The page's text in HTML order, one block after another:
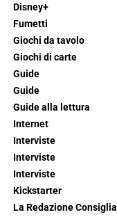
Disney+
Fumetti
Giochi da tavolo
Giochi di carte
Guide
Guide
Guide alla lettura
Internet
Interviste
Interviste
Interviste
Kickstarter
La Redazione Consiglia